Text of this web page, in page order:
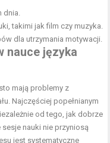
takimi jak film czy muzyka.
dla utrzymania motywacji.
nauce języka
mają problemy z
Najczęściej popełnianym
od tego, jak dobrze
nauki nie przyniosą
jest systematyczne